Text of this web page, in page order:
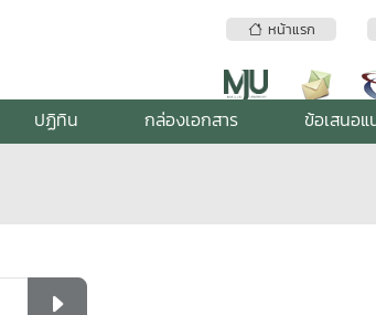
หน้าแรก
ปฏิทิน กล่องเอกสาร ข้อเสนอแ